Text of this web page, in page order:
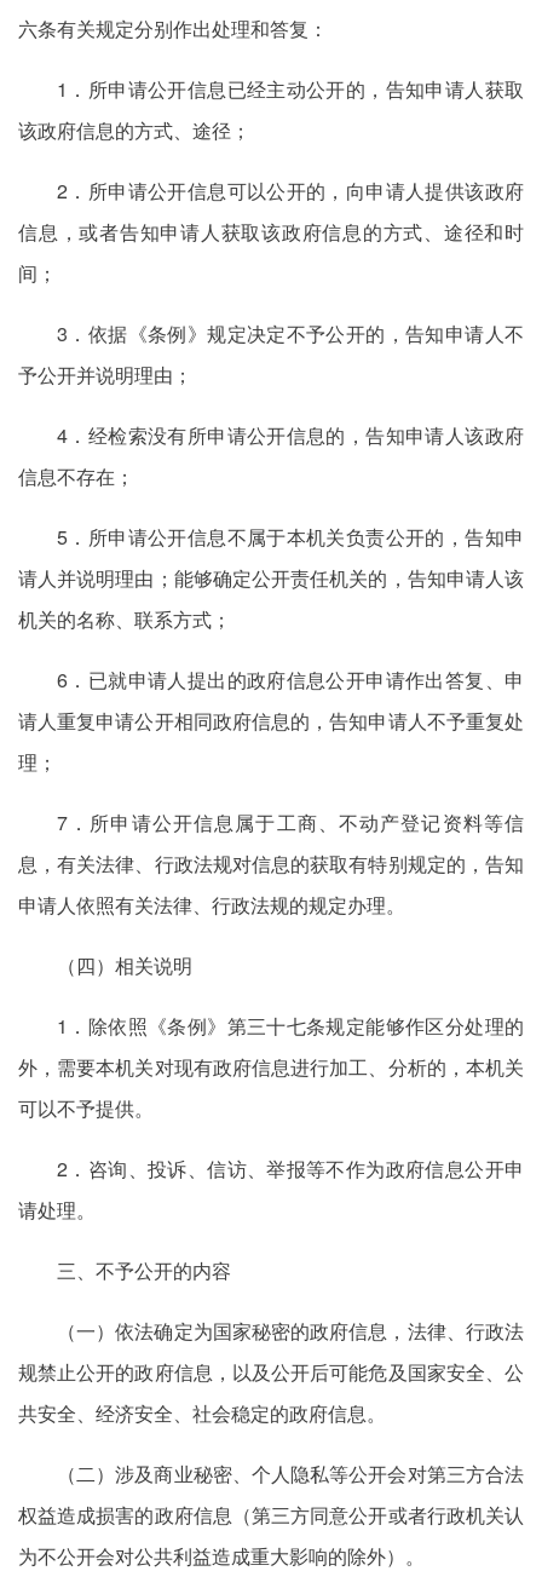
六条有关规定分别作出处理和答复：
1．所申请公开信息已经主动公开的，告知申请人获取
该政府信息的方式、途径；
2．所申请公开信息可以公开的，向申请人提供该政府
信息，或者告知申请人获取该政府信息的方式、途径和时
间；
3．依据《条例》规定决定不予公开的，告知申请人不
予公开并说明理由；
4．经检索没有所申请公开信息的，告知申请人该政府
信息不存在；
5．所申请公开信息不属于本机关负责公开的，告知申
请人并说明理由；能够确定公开责任机关的，告知申请人该
机关的名称、联系方式；
6．已就申请人提出的政府信息公开申请作出答复、申
请人重复申请公开相同政府信息的，告知申请人不予重复处
理；
7．所申请公开信息属于工商、不动产登记资料等信
息，有关法律、行政法规对信息的获取有特别规定的，告知
申请人依照有关法律、行政法规的规定办理。
（四）相关说明
1．除依照《条例》第三十七条规定能够作区分处理的
外，需要本机关对现有政府信息进行加工、分析的，本机关
可以不予提供。
2．咨询、投诉、信访、举报等不作为政府信息公开申
请处理。
三、不予公开的内容
（一）依法确定为国家秘密的政府信息，法律、行政法
规禁止公开的政府信息，以及公开后可能危及国家安全、公
共安全、经济安全、社会稳定的政府信息。
（二）涉及商业秘密、个人隐私等公开会对第三方合法
权益造成损害的政府信息（第三方同意公开或者行政机关认
为不公开会对公共利益造成重大影响的除外）。